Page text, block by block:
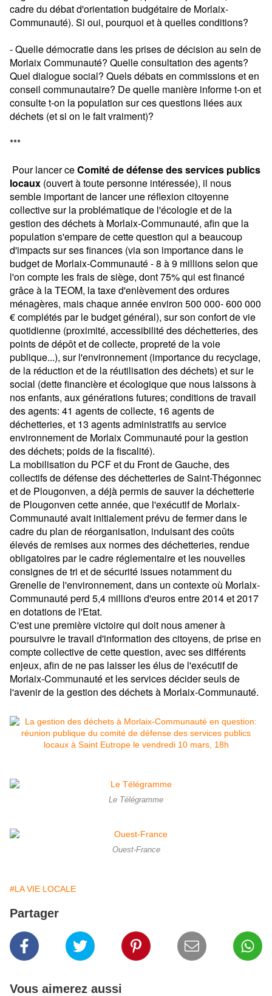
cadre du débat d'orientation budgétaire de Morlaix-
Communauté). Si oui, pourquoi et à quelles conditions?
- Quelle démocratie dans les prises de décision au sein de
Morlaix Communauté? Quelle consultation des agents?
Quel dialogue social? Quels débats en commissions et en
conseil communautaire? De quelle manière informe t-on et
consulte t-on la population sur ces questions liées aux
déchets (et si on le fait vraiment)?
***
Pour lancer ceComité de défense des services publics
locaux (ouvert à toute personne intéressée), il nous
semble important de lancer une réflexion citoyenne
collective sur la problématique de l'écologie et de la
gestion des déchets à Morlaix-Communauté, afin que la
population s'empare de cette question qui a beaucoup
d'impacts sur ses finances (via son importance dans le
budget de Morlaix-Communauté - 8 à 9 millions selon que
l'on compte les frais de siège, dont 75% qui est financé
grâce à la TEOM, la taxe d'enlèvement des ordures
ménagères, mais chaque année environ 500 000- 600 000
€ complétés par le budget général), sur son confort de vie
quotidienne (proximité, accessibilité des déchetteries, des
points de dépôt et de collecte, propreté de la voie
publique...), sur l'environnement (importance du recyclage,
de la réduction et de la réutilisation des déchets) et sur le
social (dette financière et écologique que nous laissons à
nos enfants, aux générations futures; conditions de travail
des agents: 41 agents de collecte, 16 agents de
déchetteries, et 13 agents administratifs au service
environnement de Morlaix Communauté pour la gestion
des déchets; poids de la fiscalité).
La mobilisation du PCF et du Front de Gauche, des
collectifs de défense des déchetteries de Saint-Thégonnec
et de Plougonven, a déjà permis de sauver la déchetterie
de Plougonven cette année, que l'exécutif de Morlaix-
Communauté avait initialement prévu de fermer dans le
cadre du plan de réorganisation, induisant des coûts
élevés de remises aux normes des déchetteries, rendue
obligatoires par le cadre réglementaire et les nouvelles
consignes de tri et de sécurité issues notamment du
Grenelle de l'environnement, dans un contexte où Morlaix-
Communauté perd 5,4 millions d'euros entre 2014 et 2017
en dotations de l'Etat.
C'est une première victoire qui doit nous amener à
poursuivre le travail d'information des citoyens, de prise en
compte collective de cette question, avec ses différents
enjeux, afin de ne pas laisser les élus de l'exécutif de
Morlaix-Communauté et les services décider seuls de
l'avenir de la gestion des déchets à Morlaix-Communauté.
Le Télégramme
Ouest-France
#LA VIE LOCALE
Partager
Vous aimerez aussi